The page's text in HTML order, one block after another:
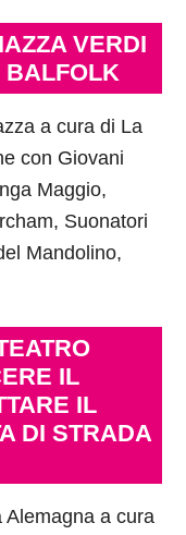
VERDI
BALFOLK
a cura di La
con Giovani
Maggio,
Suonatori
Mandolino,
IL
IL
DI STRADA
a cura